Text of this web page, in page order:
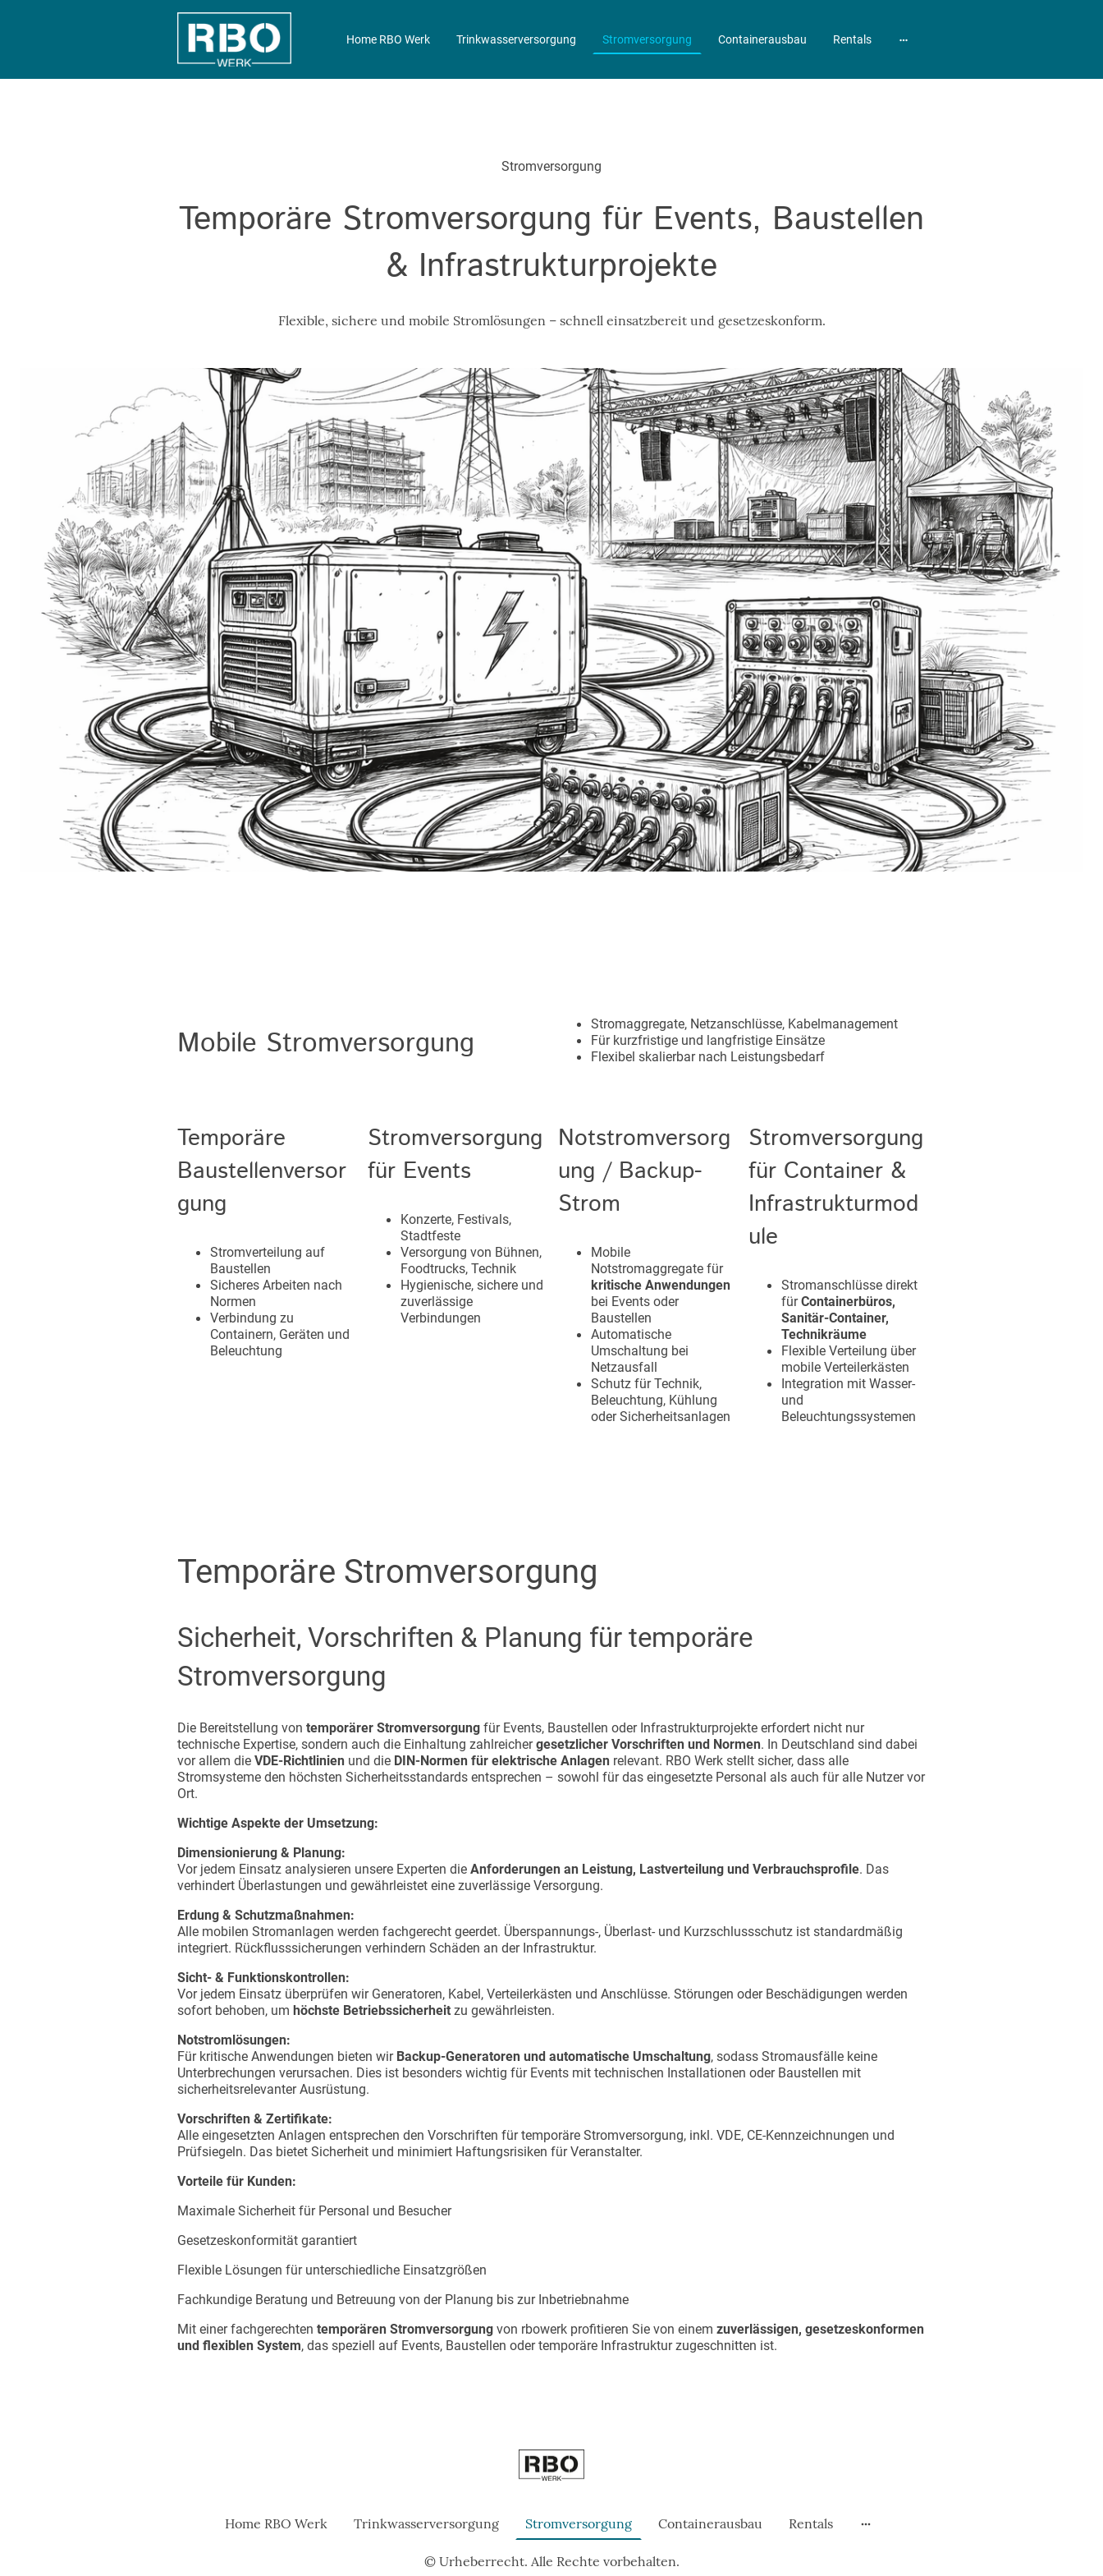
Home RBO Werk Trinkwasserversorgung Stromversorgung Containerausbau Rentals
Stromversorgung
Temporäre Stromversorgung für Events, Baustellen
& Infrastrukturprojekte
Flexible, sichere und mobile Stromlösungen – schnell einsatzbereit und gesetzeskonform.
Mobile Stromversorgung
Stromaggregate, Netzanschlüsse, Kabelmanagement
Für kurzfristige und langfristige Einsätze
Flexibel skalierbar nach Leistungsbedarf
Temporäre
Baustellenversor
gung
Stromverteilung auf
Baustellen
Sicheres Arbeiten nach
Normen
Verbindung zu
Containern, Geräten und
Beleuchtung
Stromversorgung
für Events
Konzerte, Festivals,
Stadtfeste
Versorgung von Bühnen,
Foodtrucks, Technik
Hygienische, sichere und
zuverlässige
Verbindungen
Notstromversorg
ung / Backup-
Strom
Mobile
Notstromaggregate für
kritische Anwendungen
bei Events oder
Baustellen
Automatische
Umschaltung bei
Netzausfall
Schutz für Technik,
Beleuchtung, Kühlung
oder Sicherheitsanlagen
Stromversorgung
für Container &
Infrastrukturmod
ule
Stromanschlüsse direkt
fürContainerbüros,
Sanitär-Container,
Technikräume
Flexible Verteilung über
mobile Verteilerkästen
Integration mit Wasser-
und
Beleuchtungssystemen
Temporäre Stromversorgung
Sicherheit, Vorschriften & Planung für temporäre
Stromversorgung
Die Bereitstellung von temporärer Stromversorgung für Events, Baustellen oder Infrastrukturprojekte erfordert nicht nur
technische Expertise, sondern auch die Einhaltung zahlreichergesetzlicher Vorschriften und Normen. In Deutschland sind dabei
vor allem die VDE-Richtlinien und die DIN-Normen für elektrische Anlagen relevant. RBO Werk stellt sicher, dass alle
Stromsysteme den höchsten Sicherheitsstandards entsprechen – sowohl für das eingesetzte Personal als auch für alle Nutzer vor
Ort.
Wichtige Aspekte der Umsetzung:
Dimensionierung & Planung:
Vor jedem Einsatz analysieren unsere Experten die Anforderungen an Leistung, Lastverteilung und Verbrauchsprofile. Das
verhindert Überlastungen und gewährleistet eine zuverlässige Versorgung.
Erdung & Schutzmaßnahmen:
Alle mobilen Stromanlagen werden fachgerecht geerdet. Überspannungs-, Überlast- und Kurzschlussschutz ist standardmäßig
integriert. Rückflusssicherungen verhindern Schäden an der Infrastruktur.
Sicht- & Funktionskontrollen:
Vor jedem Einsatz überprüfen wir Generatoren, Kabel, Verteilerkästen und Anschlüsse. Störungen oder Beschädigungen werden
sofort behoben, um höchste Betriebssicherheit zu gewährleisten.
Notstromlösungen:
Für kritische Anwendungen bieten wir Backup-Generatoren und automatische Umschaltung, sodass Stromausfälle keine
Unterbrechungen verursachen. Dies ist besonders wichtig für Events mit technischen Installationen oder Baustellen mit
sicherheitsrelevanter Ausrüstung.
Vorschriften & Zertifikate:
Alle eingesetzten Anlagen entsprechen den Vorschriften für temporäre Stromversorgung, inkl. VDE, CE-Kennzeichnungen und
Prüfsiegeln. Das bietet Sicherheit und minimiert Haftungsrisiken für Veranstalter.
Vorteile für Kunden:
Maximale Sicherheit für Personal und Besucher
Gesetzeskonformität garantiert
Flexible Lösungen für unterschiedliche Einsatzgrößen
Fachkundige Beratung und Betreuung von der Planung bis zur Inbetriebnahme
Mit einer fachgerechten temporären Stromversorgung von rbowerk profitieren Sie von einem zuverlässigen, gesetzeskonformen
und flexiblen System, das speziell auf Events, Baustellen oder temporäre Infrastruktur zugeschnitten ist.
Home RBO Werk Trinkwasserversorgung Stromversorgung Containerausbau Rentals
© Urheberrecht. Alle Rechte vorbehalten.